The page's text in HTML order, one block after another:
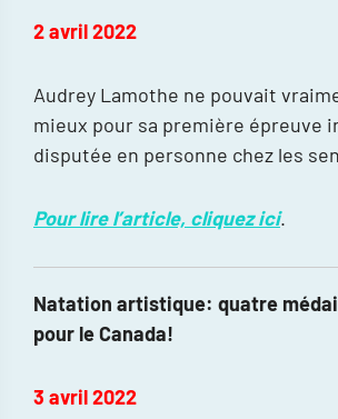
2 avril 2022
Audrey Lamothe ne pouvait
mieux pour sa première épreuve
disputée en personne chez les
Pour lire l’article, cliquez ici.
Natation artistique: quatre
pour le Canada!
3 avril 2022